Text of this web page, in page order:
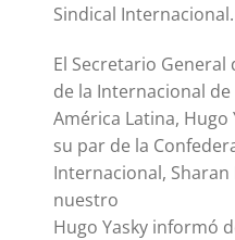
Sindical Internacional.
El Secretario General
de la Internacional
América Latina, Hugo
su par de la
Internacional,
nuestro
Hugo Yasky informó